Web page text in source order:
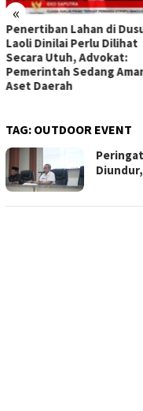
«
Penertiban Lahan di
Laoli Dinilai Perlu Dilihat
Secara Utuh, Advokat:
Pemerintah Sedang
Aset Daerah
TAG: OUTDOOR EVENT